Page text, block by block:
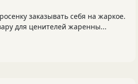
заказывать себя на жаркое.
для ценителей жаренны...